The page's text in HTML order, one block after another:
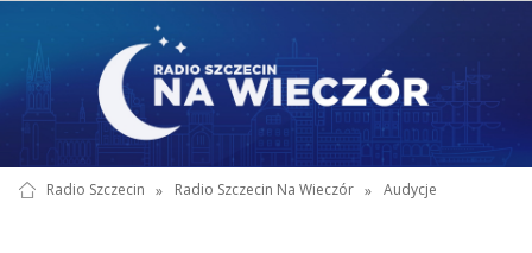
Radio Szczecin » Radio Szczecin Na Wieczór » Audycje